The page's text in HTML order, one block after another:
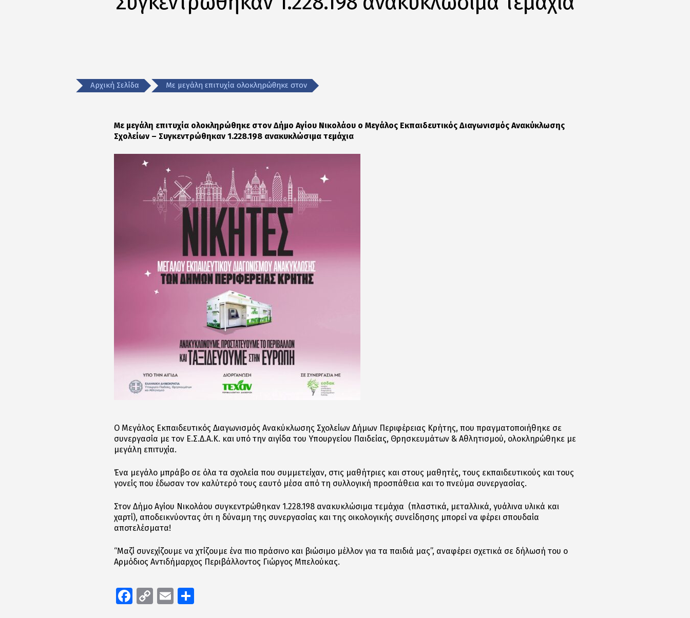
Αρχική Σελίδα Με μεγάλη επιτυχία ολοκληρώθηκε στον
Με μεγάλη επιτυχία ολοκληρώθηκε στον Δήμο Αγίου Νικολάου ο Μεγάλος Εκπαιδευτικός Διαγωνισμός Ανακύκλωσης
Σχολείων – Συγκεντρώθηκαν 1.228.198 ανακυκλώσιμα τεμάχια
Ο Μεγάλος Εκπαιδευτικός Διαγωνισμός Ανακύκλωσης Σχολείων Δήμων Περιφέρειας Κρήτης, που πραγματοποιήθηκε σε
συνεργασία με τον Ε.Σ.Δ.Α.Κ. και υπό την αιγίδα του Υπουργείου Παιδείας, Θρησκευμάτων & Αθλητισμού, ολοκληρώθηκε με
μεγάλη επιτυχία.
Ένα μεγάλο μπράβο σε όλα τα σχολεία που συμμετείχαν, στις μαθήτριες και στους μαθητές, τους εκπαιδευτικούς και τους
γονείς που έδωσαν τον καλύτερό τους εαυτό μέσα από τη συλλογική προσπάθεια και το πνεύμα συνεργασίας.
Στον Δήμο Αγίου Νικολάου συγκεντρώθηκαν 1.228.198 ανακυκλώσιμα τεμάχια (πλαστικά, μεταλλικά, γυάλινα υλικά και
χαρτί), αποδεικνύοντας ότι η δύναμη της συνεργασίας και της οικολογικής συνείδησης μπορεί να φέρει σπουδαία
αποτελέσματα!
“Μαζί συνεχίζουμε να χτίζουμε ένα πιο πράσινο και βιώσιμο μέλλον για τα παιδιά μας”, αναφέρει σχετικά σε δήλωσή του ο
Αρμόδιος Αντιδήμαρχος Περιβάλλοντος Γιώργος Μπελούκας.
Facebook
CopyEmail